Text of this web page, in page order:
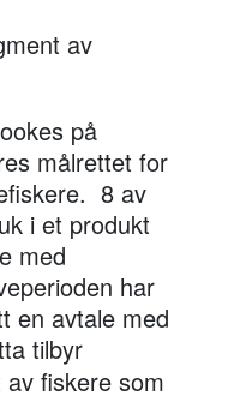
av
på
målrettet for
8 av
i et produkt
med
har
en avtale med
tilbyr
fiskere som